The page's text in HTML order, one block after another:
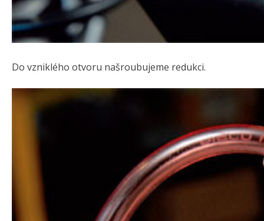
Do vzniklého otvoru našroubujeme redukci.